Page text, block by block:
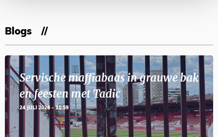
Blogs
Servische maffiabaas in grauwe bak
en feesten met Tadic
24 JULI 2026 - 11:59